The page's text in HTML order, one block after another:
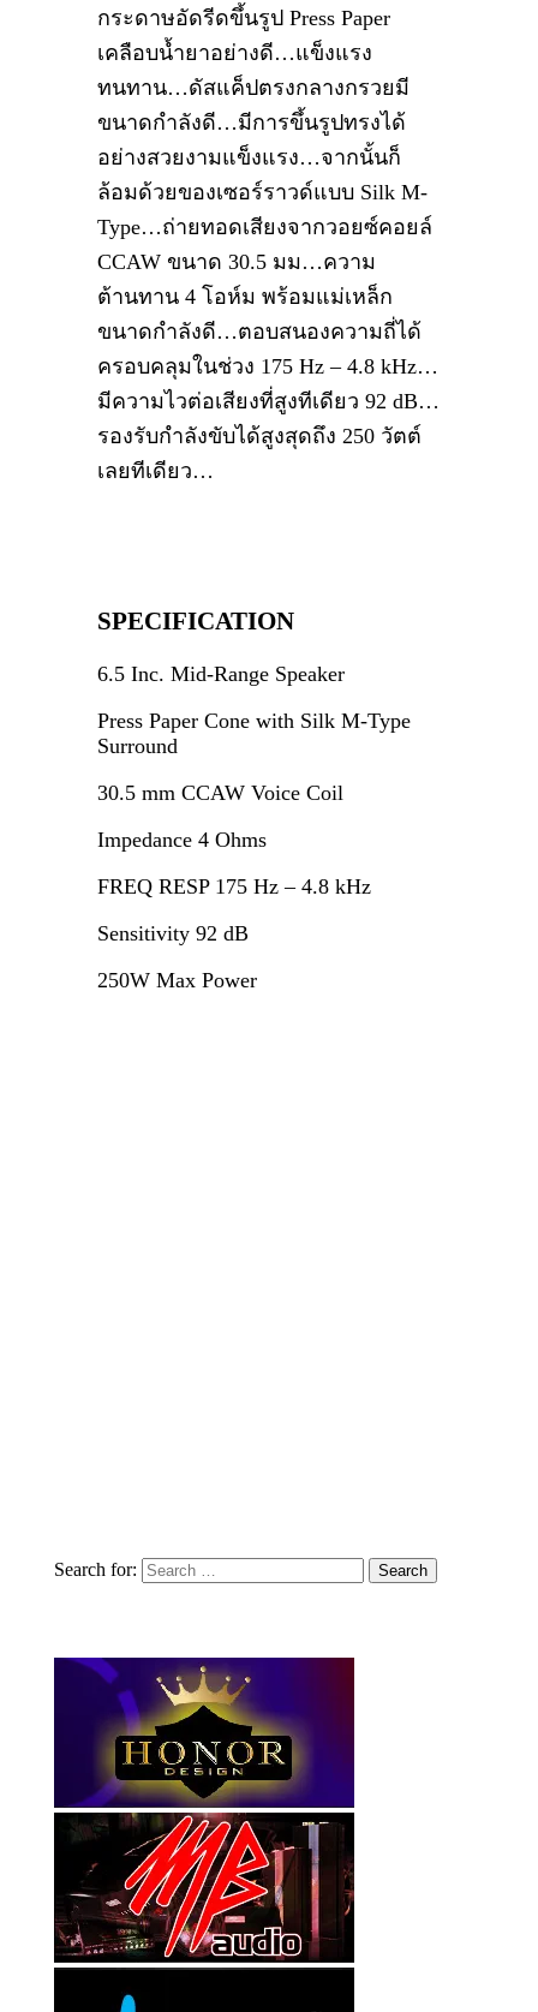
กระดาษอัดรีดขึ้นรูป Press Paper
เคลือบน้ำยาอย่างดี…แข็งแรง
ทนทาน…ดัสแค็ปตรงกลางกรวยมี
ขนาดกำลังดี…มีการขึ้นรูปทรงได้
อย่างสวยงามแข็งแรง…จากนั้นก็
ล้อมด้วยของเซอร์ราวด์แบบ Silk M-
Type…ถ่ายทอดเสียงจากวอยซ์คอยล์
CCAW ขนาด 30.5 มม…ความ
ต้านทาน 4 โอห์ม พร้อมแม่เหล็ก
ขนาดกำลังดี…ตอบสนองความถี่ได้
ครอบคลุมในช่วง 175 Hz – 4.8 kHz…
มีความไวต่อเสียงที่สูงทีเดียว 92 dB…
รองรับกำลังขับได้สูงสุดถึง 250 วัตต์
เลยทีเดียว…
SPECIFICATION
6.5 Inc. Mid-Range Speaker
Press Paper Cone with Silk M-Type
Surround
30.5 mm CCAW Voice Coil
Impedance 4 Ohms
FREQ RESP 175 Hz – 4.8 kHz
Sensitivity 92 dB
250W Max Power
Search for: